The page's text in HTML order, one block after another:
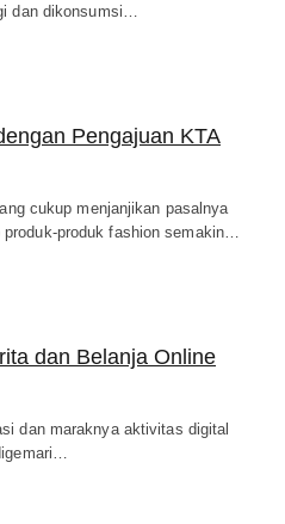
dan dikonsumsi…
Pengajuan KTA
cukup menjanjikan pasalnya
produk fashion semakin…
dan Belanja Online
dan maraknya aktivitas digital